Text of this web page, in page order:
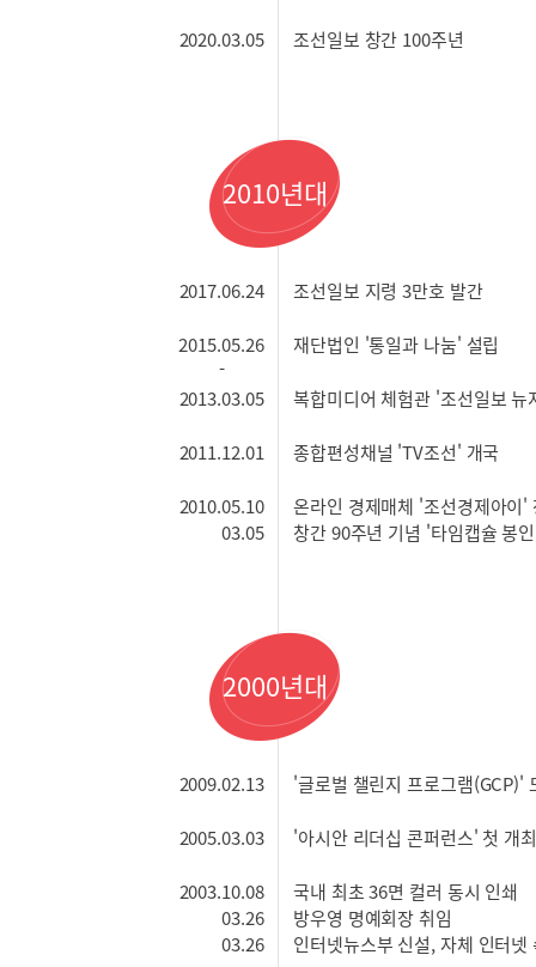
2020.03.05 조선일보 창간 100주년
2010년대
2017.06.24 조선일보 지령 3만호 발간
2015.05.26 재단법인 '통일과 나눔' 설립
2013.03.05 복합미디어 체험관 '조선일보
2011.12.01 종합편성채널 'TV조선' 개국
2010.05.10
온라인 경제매체 '조선경제아이'
03.05 창간 90주년 기념 '타임캡슐 봉
2000년대
2009.02.13 '글로벌 챌린지 프로그램(GCP)'
2005.03.03 '아시안 리더십 콘퍼런스' 첫 개
2003.10.08
국내 최초 36면 컬러 동시 인쇄
03.26
방우영 명예회장 취임
03.26 인터넷뉴스부 신설, 자체 인터넷